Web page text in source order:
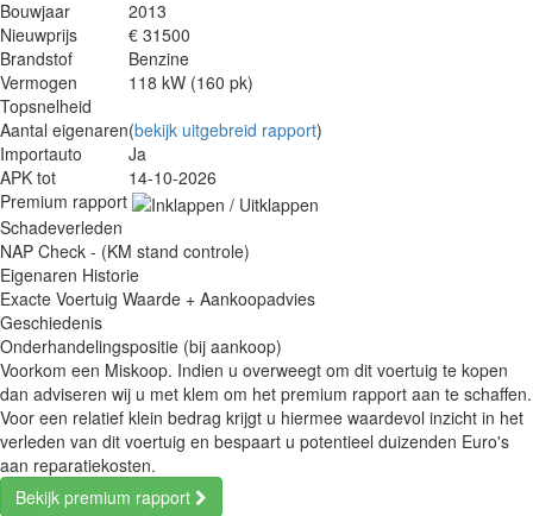
Bouwjaar
2013
Nieuwprijs
€ 31500
Brandstof
Benzine
Vermogen
118 kW (160 pk)
Topsnelheid
Aantal eigenaren(bekijk uitgebreid rapport)
Importauto
Ja
APK tot
14-10-2026
Premium rapport
Schadeverleden
NAP Check - (KM stand controle)
Eigenaren Historie
Exacte Voertuig Waarde + Aankoopadvies
Geschiedenis
Onderhandelingspositie (bij aankoop)
Voorkom een Miskoop. Indien u overweegt om dit voertuig te kopen
dan adviseren wij u met klem om het premium rapport aan te schaffen.
Voor een relatief klein bedrag krijgt u hiermee waardevol inzicht in het
verleden van dit voertuig en bespaart u potentieel duizenden Euro's
aan reparatiekosten.
Bekijk premium rapport